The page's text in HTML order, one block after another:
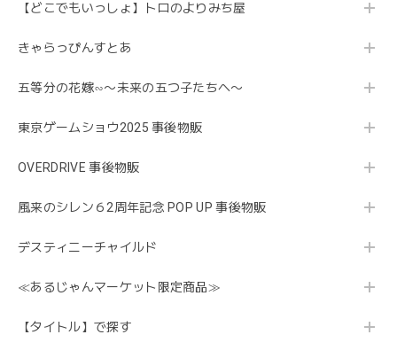
【どこでもいっしょ】トロのよりみち屋
きゃらっぴんすとあ
五等分の花嫁∽〜未来の五つ子たちへ〜
東京ゲームショウ2025 事後物販
OVERDRIVE 事後物販
風来のシレン６2周年記念 POP UP 事後物販
デスティニーチャイルド
≪あるじゃんマーケット限定商品≫
【タイトル】で探す